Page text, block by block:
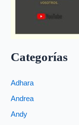
Categorías
Adhara
Andrea
Andy